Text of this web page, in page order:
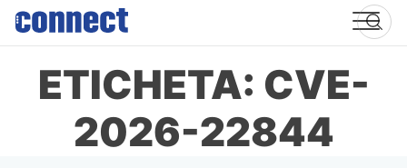
Skip
content
ETICHETA: CVE-
2026-22844